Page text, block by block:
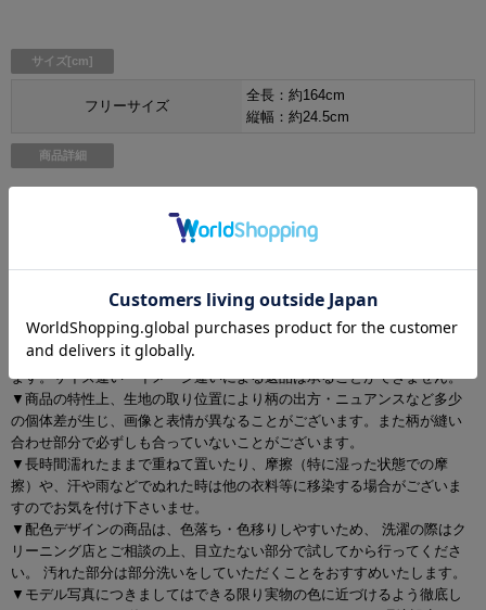
サイズ[cm]
フリーサイズ
全長：約164cm
縦幅：約24.5cm
商品詳細
▼サイズは全て平置きの採寸となっておりますが、若干の誤差が生じる
場合がございます。
▼サイズ違いによる交換は可能ですが、手数料はお客様のご負担となり
ます。サイズ違い・イメージ違いによる返品は承ることができません。
▼商品の特性上、生地の取り位置により柄の出方・ニュアンスなど多少
の個体差が生じ、画像と表情が異なることがございます。また柄が縫い
合わせ部分で必ずしも合っていないことがございます。
▼長時間濡れたままで重ねて置いたり、摩擦（特に湿った状態での摩
擦）や、汗や雨などでぬれた時は他の衣料等に移染する場合がございま
すのでお気を付け下さいませ。
▼配色デザインの商品は、色落ち・色移りしやすいため、 洗濯の際はク
リーニング店とご相談の上、目立たない部分で試してから行ってくださ
い。 汚れた部分は部分洗いをしていただくことをおすすめいたします。
▼モデル写真につきましてはできる限り実物の色に近づけるよう徹底し